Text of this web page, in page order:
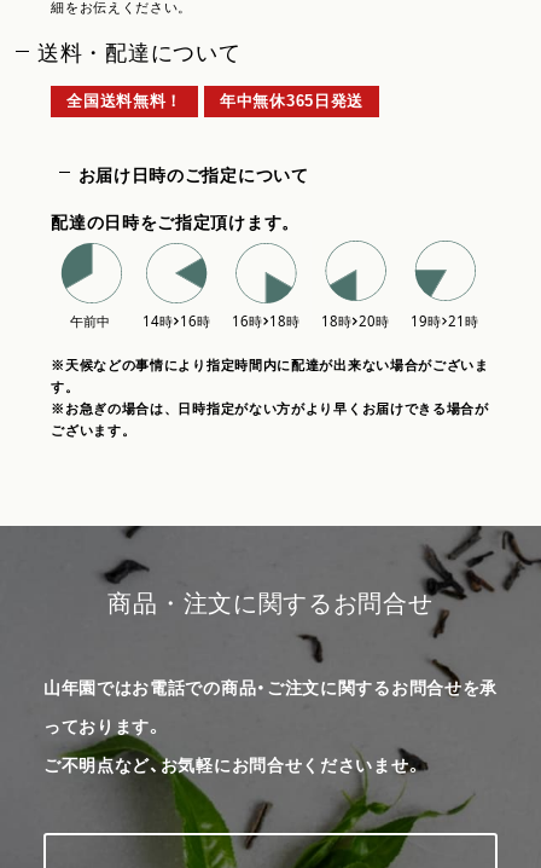
細をお伝えください。
送料・配達について
全国送料無料！ 年中無休365日発送
お届け日時のご指定について
配達の日時をご指定頂けます。
※天候などの事情により指定時間内に配達が出来ない場合がございま
す。
※お急ぎの場合は、日時指定がない方がより早くお届けできる場合が
ございます。
商品・注文に関するお問合せ
山年園ではお電話での商品・ご注文に関するお問合せを承
っております。
ご不明点など、お気軽にお問合せくださいませ。